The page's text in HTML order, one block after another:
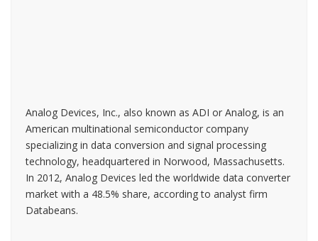
Analog Devices, Inc., also known as ADI or Analog, is an
American multinational semiconductor company
specializing in data conversion and signal processing
technology, headquartered in Norwood, Massachusetts.
In 2012, Analog Devices led the worldwide data converter
market with a 48.5% share, according to analyst firm
Databeans.